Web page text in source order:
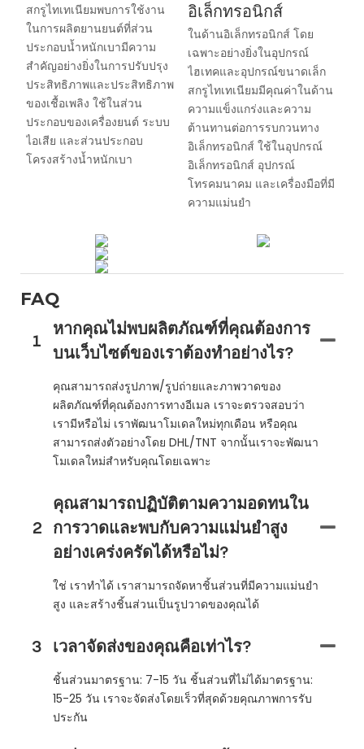
สกรูไทเทเนียมพบการใช้งาน
ในการผลิตยานยนต์ที่ส่วน
ประกอบน้ำหนักเบามีความ
สำคัญอย่างยิ่งในการปรับปรุง
ประสิทธิภาพและประสิทธิภาพ
ของเชื้อเพลิง ใช้ในส่วน
ประกอบของเครื่องยนต์ ระบบ
ไอเสีย และส่วนประกอบ
โครงสร้างน้ำหนักเบา
อิเล็กทรอนิกส์
ในด้านอิเล็กทรอนิกส์ โดย
เฉพาะอย่างยิ่งในอุปกรณ์
ไฮเทคและอุปกรณ์ขนาดเล็ก
สกรูไทเทเนียมมีคุณค่าในด้าน
ความแข็งแกร่งและความ
ต้านทานต่อการรบกวนทาง
อิเล็กทรอนิกส์ ใช้ในอุปกรณ์
อิเล็กทรอนิกส์ อุปกรณ์
โทรคมนาคม และเครื่องมือที่มี
ความแม่นยำ
FAQ
1
หากคุณไม่พบผลิตภัณฑ์ที่คุณต้องการ
บนเว็บไซต์ของเราต้องทำอย่างไร?
คุณสามารถส่งรูปภาพ/รูปถ่ายและภาพวาดของ
ผลิตภัณฑ์ที่คุณต้องการทางอีเมล เราจะตรวจสอบว่า
เรามีหรือไม่ เราพัฒนาโมเดลใหม่ทุกเดือน หรือคุณ
สามารถส่งตัวอย่างโดย DHL/TNT จากนั้นเราจะพัฒนา
โมเดลใหม่สำหรับคุณโดยเฉพาะ
2
คุณสามารถปฏิบัติตามความอดทนใน
การวาดและพบกับความแม่นยำสูง
อย่างเคร่งครัดได้หรือไม่?
ใช่ เราทำได้ เราสามารถจัดหาชิ้นส่วนที่มีความแม่นยำ
สูง และสร้างชิ้นส่วนเป็นรูปวาดของคุณได้
3 เวลาจัดส่งของคุณคือเท่าไร?
ชิ้นส่วนมาตรฐาน: 7-15 วัน ชิ้นส่วนที่ไม่ได้มาตรฐาน:
15-25 วัน เราจะจัดส่งโดยเร็วที่สุดด้วยคุณภาพการรับ
ประกัน